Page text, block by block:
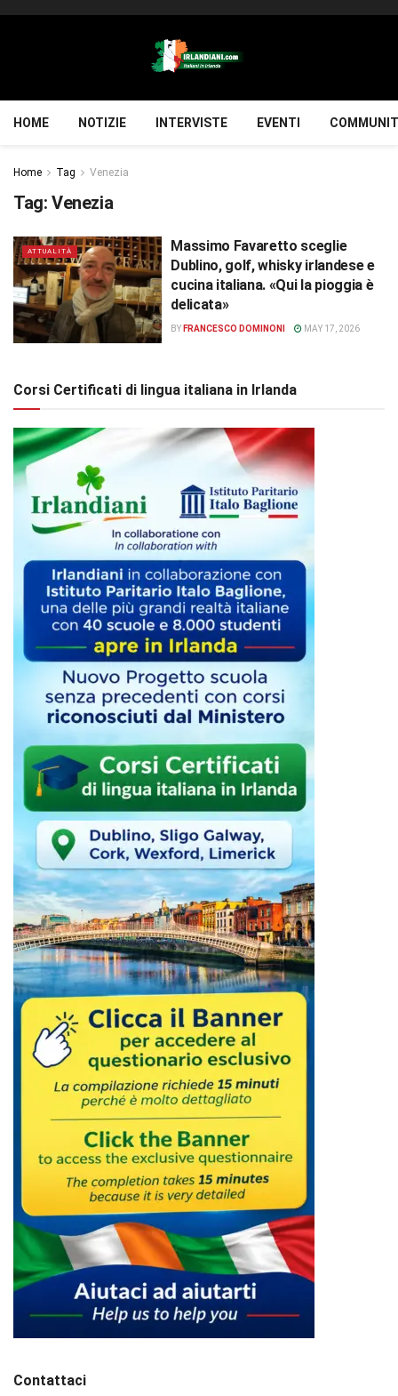
HOME NOTIZIE INTERVISTE EVENTI
Home Tag Venezia
Tag: Venezia
ATTUALITÀ
Massimo Favaretto sceglie
Dublino, golf, whisky irlandese e
cucina italiana. «Qui la pioggia è
delicata»
BY FRANCESCO DOMINONI MAY 17, 2026
Corsi Certificati di lingua italiana in Irlanda
Contattaci